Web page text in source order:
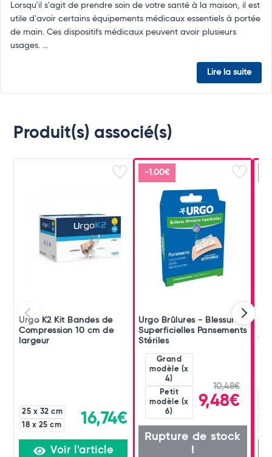
Lorsqu'il s'agit de prendre soin de votre santé à la maison, il est
utile d'avoir certains équipements médicaux essentiels à portée
de main. Ces dispositifs médicaux peuvent avoir plusieurs
usages. ...
Lire la suite
Produit(s) associé(s)
Urgo K2 Kit Bandes de
Compression 10 cm de
largeur
25 x 32 cm
18 x 25 cm
16,74€
Voir l'article
-1.00€
Urgo Brûlures - Blessures
Superficielles Pansements
Stériles
Grand
modèle (x
4)
Petit
modèle (x
6)
10,48€
9,48€
Rupture de stock
!